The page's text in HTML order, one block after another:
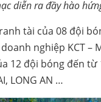
diễn ra đầy hào
tài của 08 đội
nghiệp KCT –
12 đội bóng đến từ
LONG AN …